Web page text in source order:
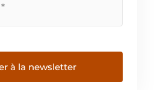
à la newsletter